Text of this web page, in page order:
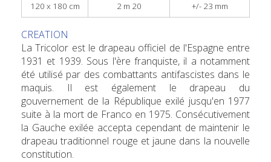
120 x 180 cm
2 m 20 +/- 23 mm
CREATION
La Tricolor est le drapeau officiel de l'Espagne entre
1931 et 1939. Sous l'ère franquiste, il a notamment
été utilisé par des combattants antifascistes dans le
maquis. Il est également le drapeau du
gouvernement de la République exilé jusqu'en 1977
suite à la mort de Franco en 1975. Consécutivement
la Gauche exilée accepta cependant de maintenir le
drapeau traditionnel rouge et jaune dans la nouvelle
constitution.